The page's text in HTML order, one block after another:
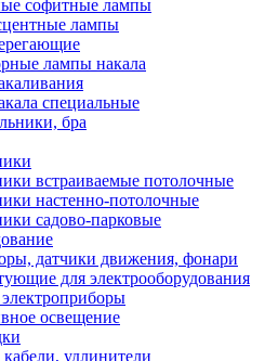
софитные лампы
лампы
лампы накала
специальные
бра
встраиваемые потолочные
настенно-потолочные
садово-парковые
датчики движения, фонари
для электрооборудования
освещение
удлинители